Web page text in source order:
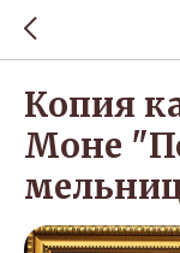
Копия
Моне